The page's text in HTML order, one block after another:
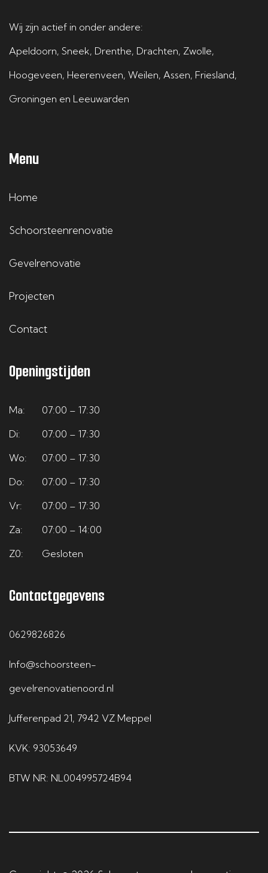
Wij zijn actief in onder andere:
Apeldoorn, Sneek, Drenthe, Drachten, Zwolle,
Hoogeveen, Heerenveen, Weilen, Assen, Friesland,
Groningen en Leeuwarden
Menu
Home
Schoorsteenrenovatie
Gevelrenovatie
Projecten
Contact
Openingstijden
Ma:
07:00 – 17:30
Di:
07:00 – 17:30
Wo:
07:00 – 17:30
Do:
07:00 – 17:30
Vr:
07:00 – 17:30
Za:
07:00 – 14:00
Z0:
Gesloten
Contactgegevens
0629826826
Info@schoorsteen-
gevelrenovatienoord.nl
Jufferenpad 21, 7942 VZ Meppel
KVK: 93053649
BTW NR: NL004995724B94